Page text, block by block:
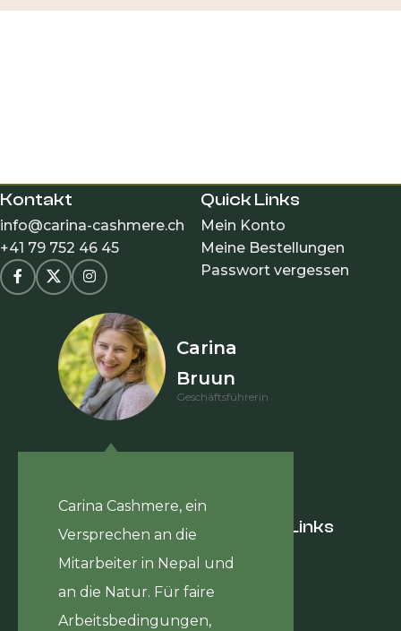
Kontakt
info@carina-cashmere.ch
+41 79 752 46 45
Carina Cashmere, ein
Versprechen an die
Mitarbeiter in Nepal und
an die Natur. Für faire
Arbeitsbedingungen,
Carina
Bruun
Geschäftsführerin
Quick Links
Mein Konto
Meine Bestellungen
Passwort vergessen
Hilfreiche Links
Journal
Über uns
Kontakt